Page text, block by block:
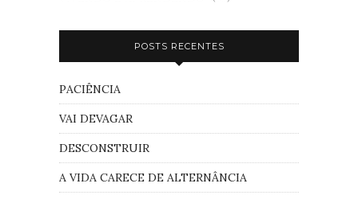
POSTS RECENTES
PACIÊNCIA
VAI DEVAGAR
DESCONSTRUIR
A VIDA CARECE DE ALTERNÂNCIA